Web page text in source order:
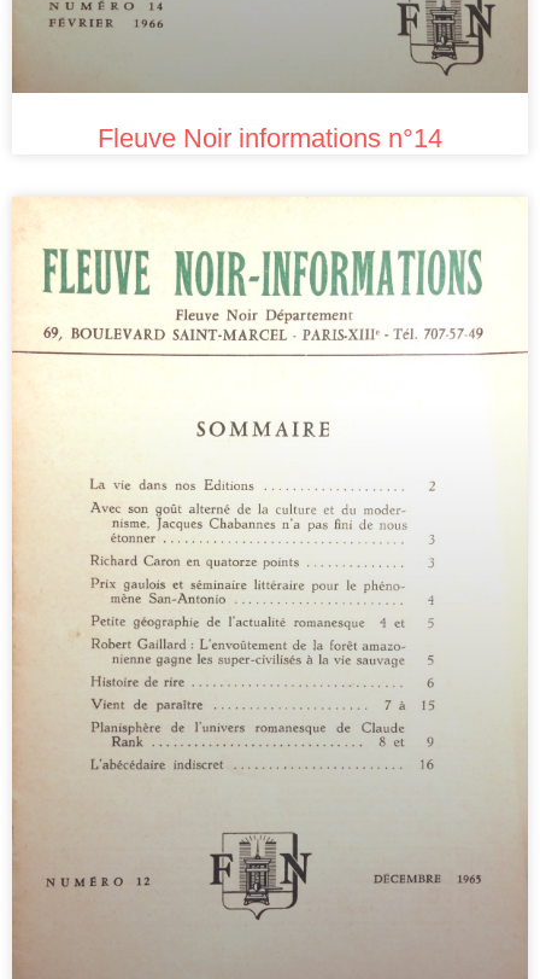
Fleuve Noir informations n°14